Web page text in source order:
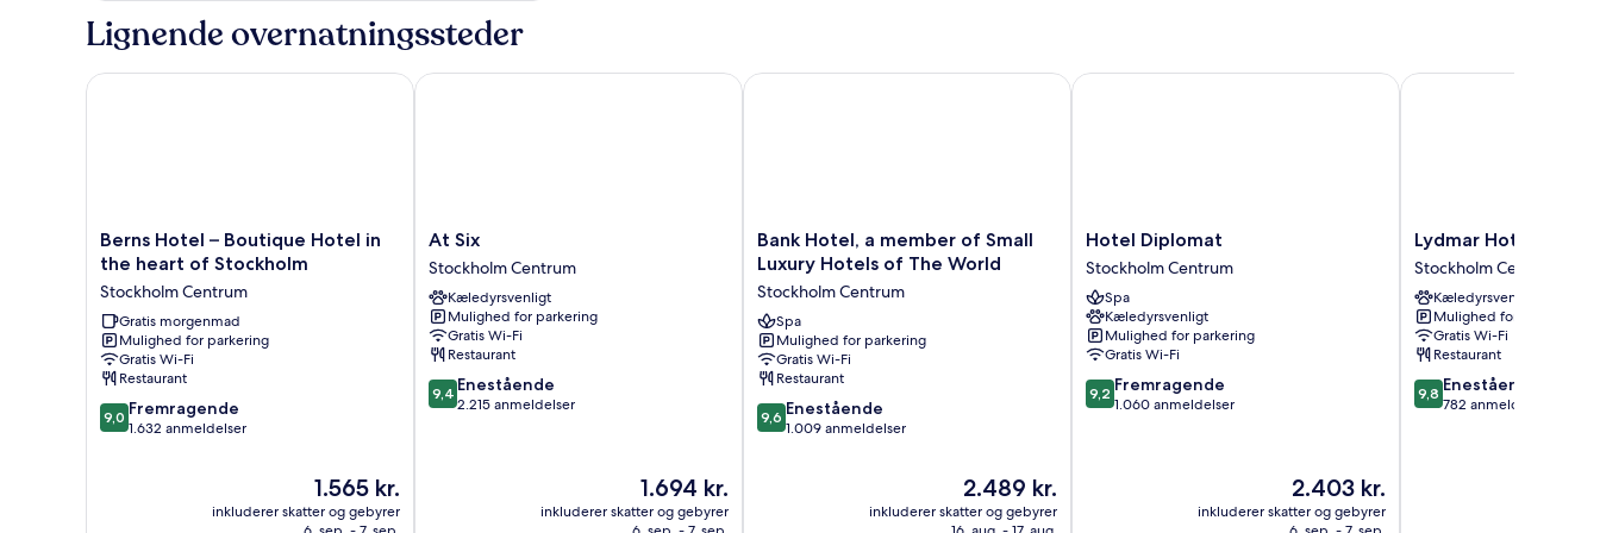
Side
or
Lignende overnatningssteder
Berns
Hotel
Boutique
Hotel
in
the
heart
of
Stockholm
Berns Hotel – Boutique Hotel in
the heart of Stockholm
Stockholm Centrum
Gratis morgenmad
Mulighed for parkering
Gratis Wi-Fi
Restaurant
9.0
ud
9,0 Fremragende
1.632 anmeldelser
Prisen
er
1.565 kr.
1.565 kr.
inkluderer skatter og gebyrer
Berns Hotel – Boutique Hotel in the heart of Stockholm
At
Six
Stockholm
Centrum
At Six
Stockholm Centrum
Kæledyrsvenligt
Mulighed for parkering
Gratis Wi-Fi
Restaurant
9.4
ud
9,4 Enestående
2.215 anmeldelser
Prisen
er
1.694 kr.
1.694 kr.
inkluderer skatter og gebyrer
At Six
Bank
Hotel,
member
of
Small
Luxury
Hotels
of
The
Bank Hotel, a member of Small
Luxury Hotels of The World
Stockholm Centrum
Spa
Mulighed for parkering
Gratis Wi-Fi
Restaurant
9.6
ud
9,6 Enestående
1.009 anmeldelser
Prisen
er
2.489 kr.
2.489 kr.
inkluderer skatter og gebyrer
Bank Hotel, a member of Small Luxury Hotels of The World
Hotel
Diplomat
Stockholm
Centrum
Hotel Diplomat
Stockholm Centrum
Spa
Kæledyrsvenligt
Mulighed for parkering
Gratis Wi-Fi
9.2
ud
9,2 Fremragende
1.060 anmeldelser
Prisen
er
2.403 kr.
2.403 kr.
inkluderer skatter og gebyrer
Hotel Diplomat
Lydmar
Hotel
Stockholm
Centrum
Lydmar Hotel
Stockholm Centrum
Kæledyrsvenligt
Mulighed for parkering
Gratis Wi-Fi
Restaurant
9.8
ud
9,8 Enestående
782 anmeldelser
Lydmar Hotel